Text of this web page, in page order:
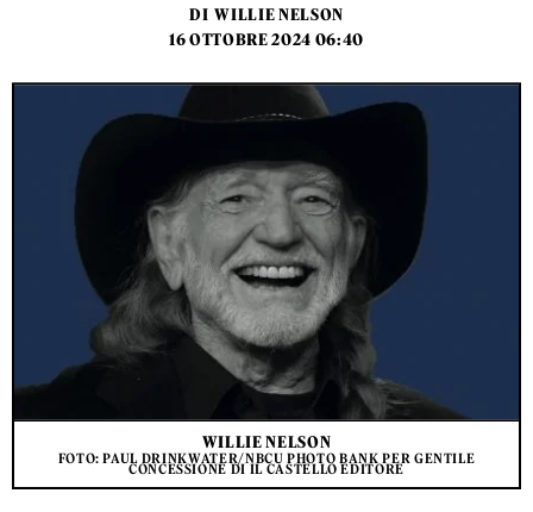
DI WILLIE NELSON
16 OTTOBRE 2024 06:40
WILLIE NELSON
FOTO: PAUL DRINKWATER/NBCU PHOTO BANK PER GENTILE
CONCESSIONE DI IL CASTELLO EDITORE